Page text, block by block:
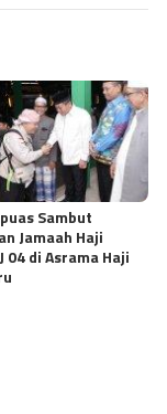
Sambut
Jamaah Haji
04 di Asrama Haji